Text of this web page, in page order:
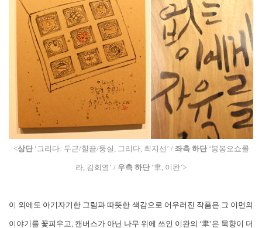
<상단‘그리다: 두근/힐끔/둥실, 그리다, 최지선’ / 좌측 하단‘봉봉오쇼콜
라, 김희영’ / 우측 하단‘聿, 이완’>
이 외에도 아기자기한 그림과 따뜻한 색감으로 어우러진 작품은 그 이면의
이야기를 꽃피우고, 캔버스가 아닌 나무 위에 쓰인 이완의 ‘聿’은 묵향이 더